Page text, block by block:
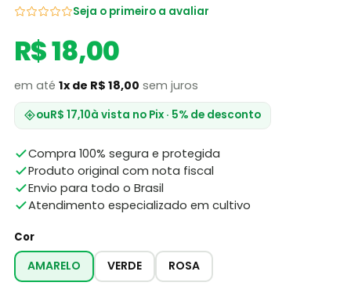
Seja o primeiro a avaliar
R$ 18,00
em até 1x de R$ 18,00 sem juros
ouR$ 17,10à vista no Pix · 5% de desconto
Compra 100% segura e protegida
Produto original com nota fiscal
Envio para todo o Brasil
Atendimento especializado em cultivo
Cor
AMARELO VERDE ROSA